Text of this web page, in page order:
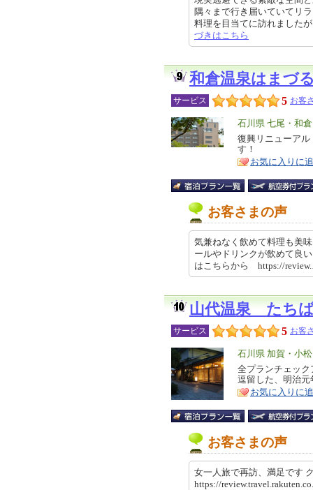
隅々まで行き届いていてリ
料理を目当てに訪れました
づきはこちら
和倉温泉はまづ
サービス 5 お客
エ
リ
ア
石川県 七尾・和
特
徴
復興リニューア
す！
お気に入りに
お客さまの声
気兼ねなく飲めて料理も美
ールやドリンクが飲めて良
はこちらから https://
山代温泉 たち
サービス 5 お客
エ
リ
ア
石川県 加賀・小
特
徴
全プランチェッ
逗留した、明治
お気に入りに
お客さまの声
女一人旅で再訪、満足です
https://